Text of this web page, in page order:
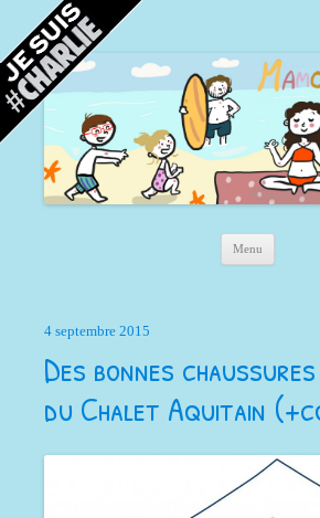
Mamour blogue
Blog d'une maman à Bordeaux, du sable, des
Menu Aller
4 septembre 2015
Des bonnes
du Chalet Aquitain